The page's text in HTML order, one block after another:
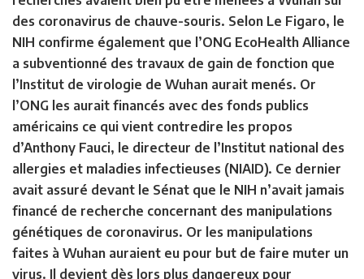
des coronavirus de chauve-souris. Selon Le Figaro, le
NIH confirme également que l’ONG EcoHealth Alliance
a subventionné des travaux de gain de fonction que
l’Institut de virologie de Wuhan aurait menés. Or
l’ONG les aurait financés avec des fonds publics
américains ce qui vient contredire les propos
d’Anthony Fauci, le directeur de l’Institut national des
allergies et maladies infectieuses (NIAID). Ce dernier
avait assuré devant le Sénat que le NIH n’avait jamais
financé de recherche concernant des manipulations
génétiques de coronavirus. Or les manipulations
faites à Wuhan auraient eu pour but de faire muter un
virus. Il devient dès lors plus dangereux pour